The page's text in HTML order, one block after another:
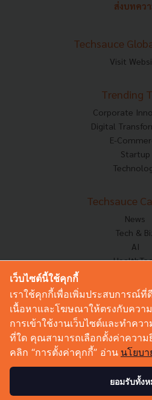
ส่งบทคว
Techsauce
Visit
Trending
Corporate
Digital
E-
Startup
Techsauce
News
Tech &
AI
Corp
Saucy
Videos
Podcast
เว็บไซต์นี้ใช้คุกกี้
เราใช้คุกกี้เพื่อเพิ่มประสบการณ์ที่
เนื้อหาและโฆษณาให้ตรงกับควา
การเข้าใช้งานเว็บไซต์และทำคว
ที่ใด คุณสามารถเลือกตั้งค่าควา
คลิก “การตั้งค่าคุกกี้” อ่าน นโยบ
ยอมรับทั้ง